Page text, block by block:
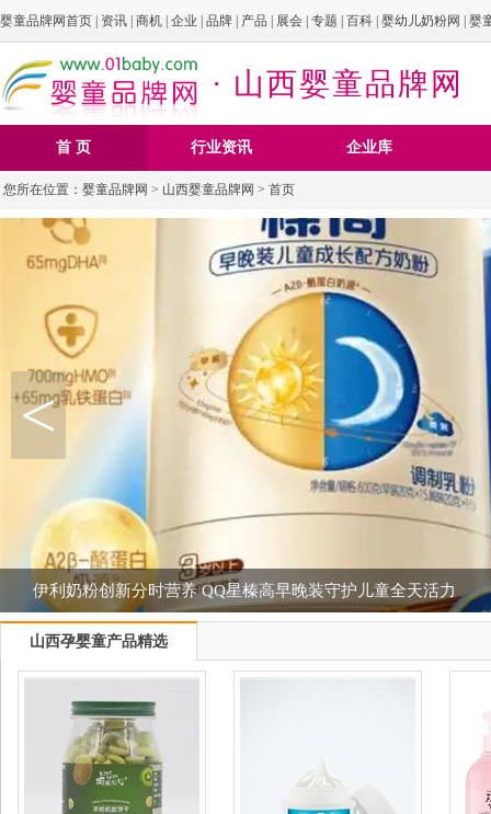
婴童品牌网首页 资讯 商机 企业 品牌 产品 展会 专题 百科 婴幼儿奶粉网 婴
· 山西婴童品牌网
首 页 行业资讯 企业库
您所在位置： 婴童品牌网 > 山西婴童品牌网 > 首页
高圆圆出任青蛙王子儿童护肤代
<
山西孕婴童产品精选